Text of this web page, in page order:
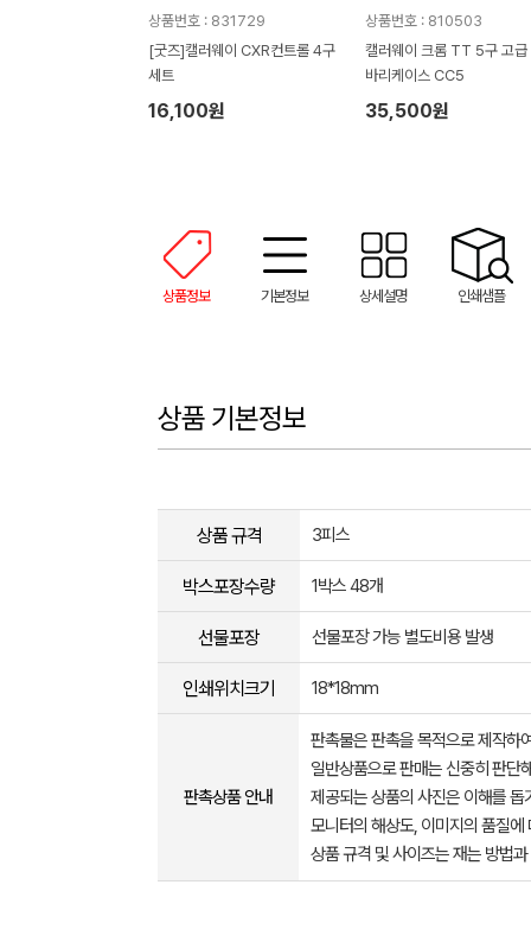
상품번호 : 831729
[굿즈]캘러웨이 CXR컨트롤 4구
세트
16,100원
상품번호 : 810503
캘러웨이 크롬 TT 5구 고급
바리케이스 CC5
35,500원
상품정보 기본정보 상세설명 인쇄샘플
상품 기본정보
상품 규격 3피스
박스포장수량 1박스 48개
선물포장 선물포장 가능 별도비용 발생
인쇄위치크기 18*18mm
판촉상품 안내
판촉물은 판촉을 목적으로 제작하
일반상품으로 판매는 신중히 판단
제공되는 상품의 사진은 이해를
모니터의 해상도, 이미지의 품질
상품 규격 및 사이즈는 재는 방법